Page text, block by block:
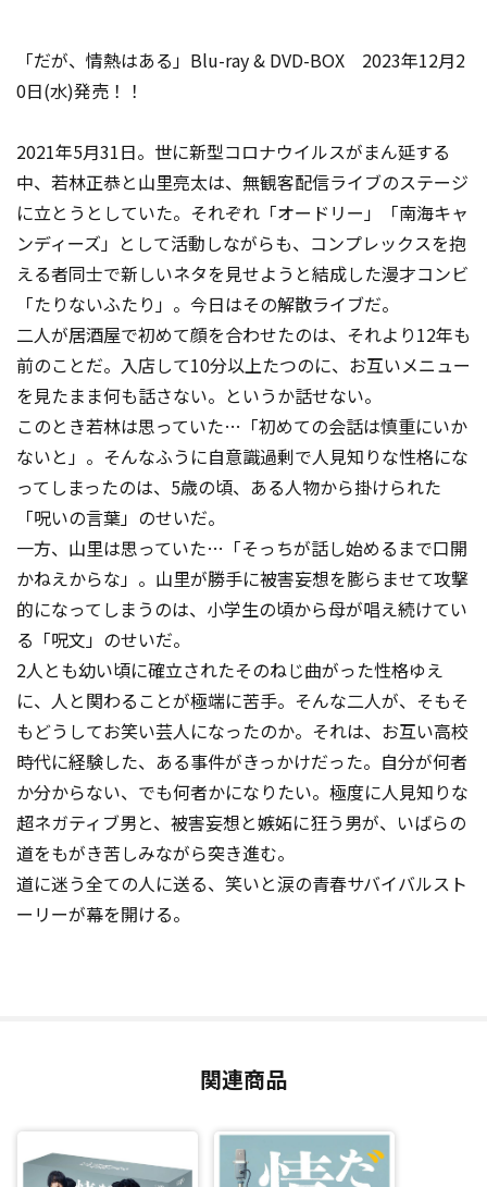
「だが、情熱はある」Blu-ray & DVD-BOX 2023年12月2
0日(水)発売！！
2021年5月31日。世に新型コロナウイルスがまん延する
中、若林正恭と山里亮太は、無観客配信ライブのステージ
に立とうとしていた。それぞれ「オードリー」「南海キャ
ンディーズ」として活動しながらも、コンプレックスを抱
える者同士で新しいネタを見せようと結成した漫才コンビ
「たりないふたり」。今日はその解散ライブだ。
二人が居酒屋で初めて顔を合わせたのは、それより12年も
前のことだ。入店して10分以上たつのに、お互いメニュー
を見たまま何も話さない。というか話せない。
このとき若林は思っていた…「初めての会話は慎重にいか
ないと」。そんなふうに自意識過剰で人見知りな性格にな
ってしまったのは、5歳の頃、ある人物から掛けられた
「呪いの言葉」のせいだ。
一方、山里は思っていた…「そっちが話し始めるまで口開
かねえからな」。山里が勝手に被害妄想を膨らませて攻撃
的になってしまうのは、小学生の頃から母が唱え続けてい
る「呪文」のせいだ。
2人とも幼い頃に確立されたそのねじ曲がった性格ゆえ
に、人と関わることが極端に苦手。そんな二人が、そもそ
もどうしてお笑い芸人になったのか。それは、お互い高校
時代に経験した、ある事件がきっかけだった。自分が何者
か分からない、でも何者かになりたい。極度に人見知りな
超ネガティブ男と、被害妄想と嫉妬に狂う男が、いばらの
道をもがき苦しみながら突き進む。
道に迷う全ての人に送る、笑いと涙の青春サバイバルスト
ーリーが幕を開ける。
関連商品